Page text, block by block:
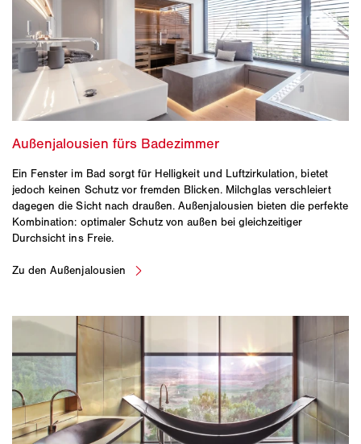
Ein Fenster im Bad sorgt für Helligkeit und Luftzirkulation, bietet
jedoch keinen Schutz vor fremden Blicken. Milchglas verschleiert
dagegen die Sicht nach draußen. Außenjalousien bieten die perfekte
Kombination: optimaler Schutz von außen bei gleichzeitiger
Durchsicht ins Freie.